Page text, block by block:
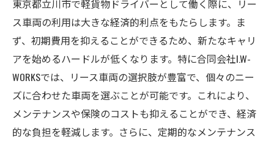
東京都立川市で軽貨物ドライバーとして働く際に、リー
ス車両の利用は大きな経済的利点をもたらします。ま
ず、初期費用を抑えることができるため、新たなキャリ
アを始めるハードルが低くなります。特に合同会社I.W-
WORKSでは、リース車両の選択肢が豊富で、個々のニー
ズに合わせた車両を選ぶことが可能です。これにより、
メンテナンスや保険のコストも抑えることができ、経済
的な負担を軽減します。さらに、定期的なメンテナンス